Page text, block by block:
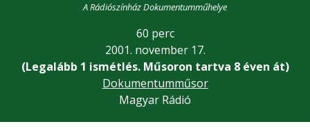
A Rádiószínház Dokumentumműhelye
60 perc
2001. november 17.
(Legalább 1 ismétlés. Műsoron tartva 8 éven át)
Dokumentumműsor
Magyar Rádió